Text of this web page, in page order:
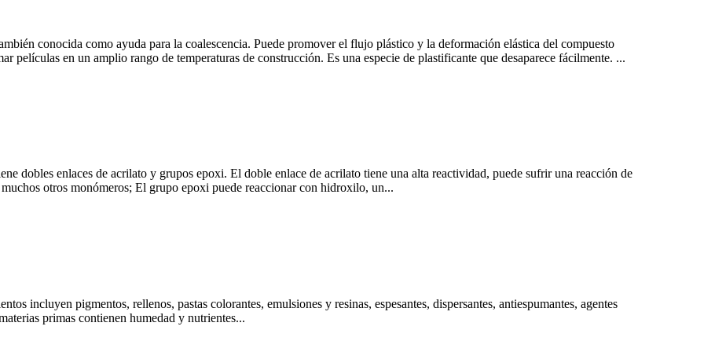
conocida como ayuda para la coalescencia. Puede promover el flujo plástico y la deformación elástica del compuesto
películas en un amplio rango de temperaturas de construcción. Es una especie de plastificante que desaparece fácilmente. ...
dobles enlaces de acrilato y grupos epoxi. El doble enlace de acrilato tiene una alta reactividad, puede sufrir una reacción de
otros monómeros; El grupo epoxi puede reaccionar con hidroxilo, un...
incluyen pigmentos, rellenos, pastas colorantes, emulsiones y resinas, espesantes, dispersantes, antiespumantes, agentes
primas contienen humedad y nutrientes...